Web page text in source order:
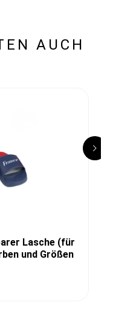
AUCH
Lasche (für
und Größen